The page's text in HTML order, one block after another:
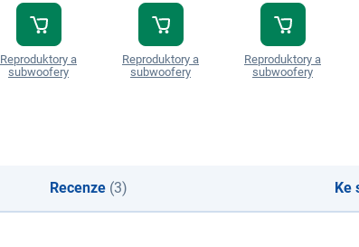
Reproduktory a
subwoofery
Reproduktory a
subwoofery
Reproduktory a
subwoofery
Recenze(3) Ke